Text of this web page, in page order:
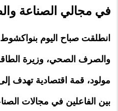
في مجالي الصناعة
انطلقت صباح اليوم
والصرف الصحي، وزيرة
مولود، قمة اقتصادية تهدف
بين الفاعلين في مجالات